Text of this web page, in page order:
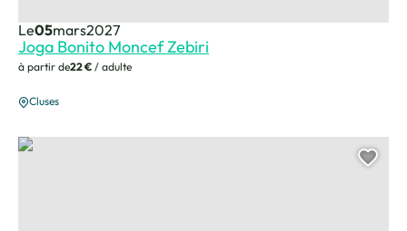
Joga Bonito Moncef Zebiri
à partir de22 € / adulte
Le05mars2027
Cluses
Manu Tchao – Les Chansonniers